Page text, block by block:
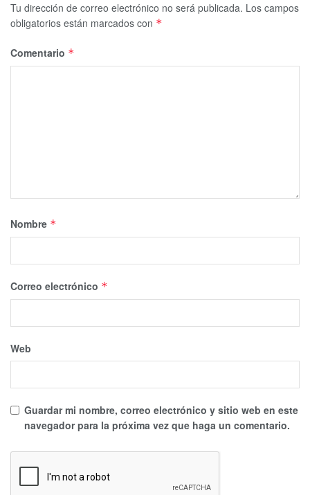
Tu dirección de correo electrónico no será publicada. Los campos
obligatorios están marcados con *
Comentario *
Nombre *
Correo electrónico *
Web
Guardar mi nombre, correo electrónico y sitio web en este
navegador para la próxima vez que haga un comentario.